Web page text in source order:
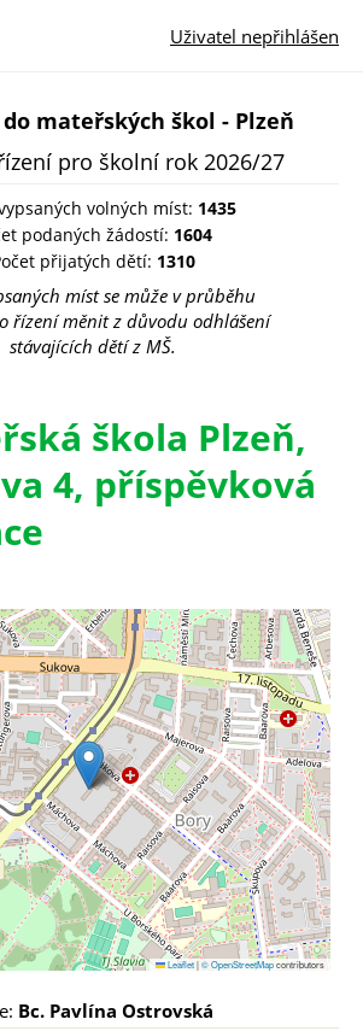
Uživatel nepřihlášen
mateřských škol - Plzeň
pro školní rok 2026/27
volných míst: 1435
podaných žádostí: 1604
přijatých dětí: 1310
míst se může v průběhu
řízení měnit z důvodu odhlášení
stávajících dětí z MŠ.
škola Plzeň,
4, příspěvková
Leaflet | © OpenStreetMapcontributors
Bc. Pavlína Ostrovská